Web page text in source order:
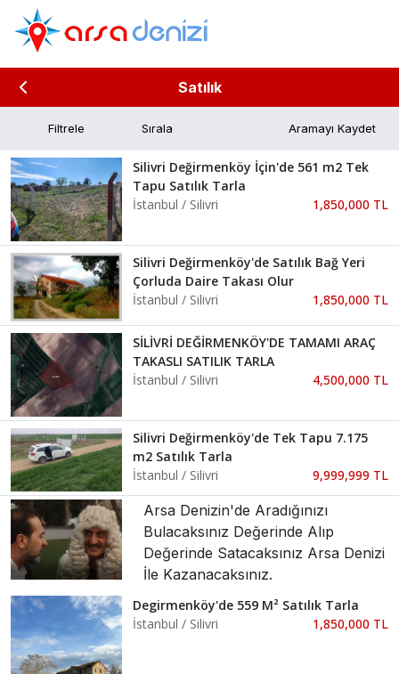
Satılık
Filtrele Aramayı Kaydet
Silivri Değirmenköy İçin'de 561 m2 Tek
Tapu Satılık Tarla
İstanbul / Silivri
1,850,000 TL
Silivri Değirmenköy'de Satılık Bağ Yeri
Çorluda Daire Takası Olur
İstanbul / Silivri
1,850,000 TL
SİLİVRİ DEĞİRMENKÖY'DE TAMAMI ARAÇ
TAKASLI SATILIK TARLA
İstanbul / Silivri
4,500,000 TL
Silivri Değirmenköy'de Tek Tapu 7.175
m2 Satılık Tarla
İstanbul / Silivri
9,999,999 TL
Arsa Denizin'de Aradığınızı
Bulacaksınız Değerinde Alıp
Değerinde Satacaksınız Arsa Denizi
İle Kazanacaksınız.
Degirmenköy'de 559 M² Satılık Tarla
İstanbul / Silivri
1,850,000 TL